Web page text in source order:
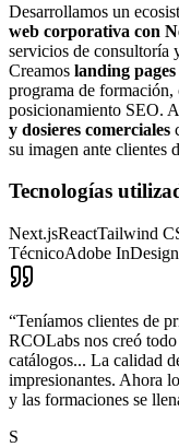
Desarrollamos un
web corporativa con
servicios de consultoría
Creamos landing
programa de
posicionamiento SEO.
y dosieres comerciales
su imagen ante clientes
Tecnologías
Next.jsReactTailwind
TécnicoAdobe InDesign
“Teníamos clientes de
RCOLabs nos creó
catálogos... La calidad
impresionantes. Ahora
y las formaciones se
S